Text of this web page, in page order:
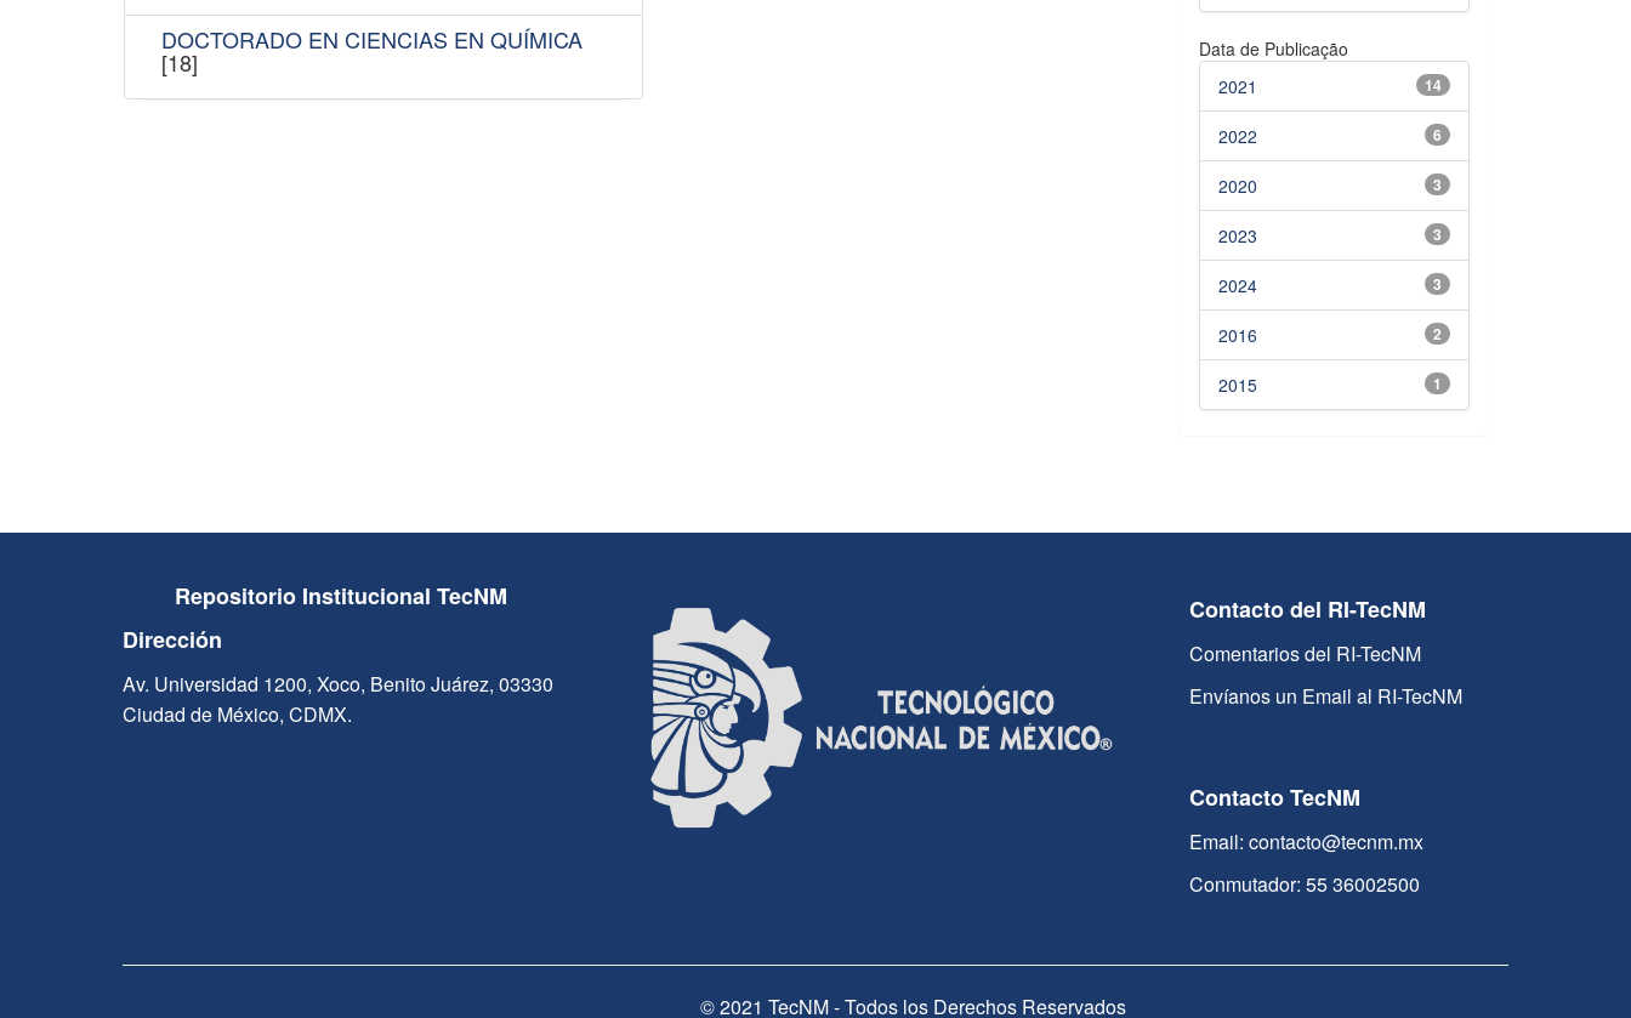
DOCTORADO EN CIENCIAS EN QUÍMICA
[18] Data de Publicação
14
2021
6
2022
3
2020
3
2023
3
2024
2
2016
1
2015
Repositorio Institucional TecNM
Dirección
Av. Universidad 1200, Xoco, Benito Juárez, 03330
Ciudad de México, CDMX.
Contacto del RI-TecNM
Comentarios del RI-TecNM
Envíanos un Email al RI-TecNM
Contacto TecNM
Email: contacto@tecnm.mx
Conmutador: 55 36002500
© 2021 TecNM - Todos los Derechos Reservados